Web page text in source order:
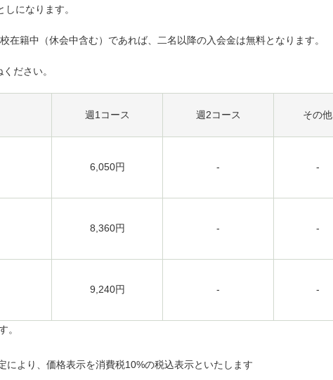
になります。
在籍中（休会中含む）であれば、二名以降の入会金は無料となります。
ださい。
週1コース 週2コース その他
6,050円 - -
8,360円 - -
9,240円 - -
。
により、価格表示を消費税10%の税込表示といたします